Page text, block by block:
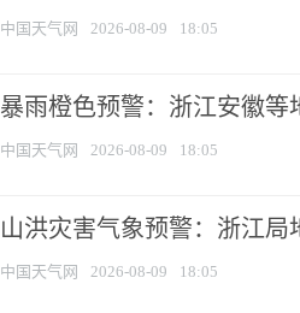
中国天气网 2026-08-09 18:05
暴雨橙色预警：浙江安徽等
中国天气网 2026-08-09 18:05
山洪灾害气象预警：浙江
中国天气网 2026-08-09 18:05